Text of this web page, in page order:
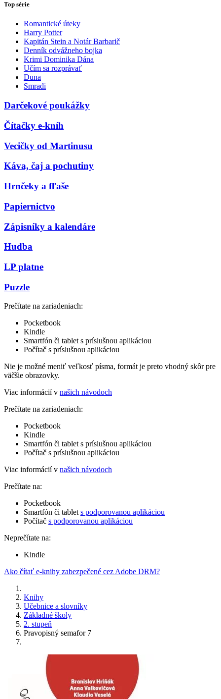
Top série
Romantické úteky
Harry Potter
Kapitán Stein a Notár Barbarič
Denník odvážneho bojka
Krimi Dominika Dána
Učím sa rozprávať
Duna
Smradi
Darčekové poukážky
Čítačky e-kníh
Vecičky od Martinusu
Káva, čaj a pochutiny
Hrnčeky a fľaše
Papiernictvo
Zápisníky a kalendáre
Hudba
LP platne
Puzzle
Prečítate na zariadeniach:
Pocketbook
Kindle
Smartfón či tablet s príslušnou aplikáciou
Počítač s príslušnou aplikáciou
Nie je možné meniť veľkosť písma, formát je preto vhodný skôr pre
väčšie obrazovky.
Viac informácií v našich návodoch
Prečítate na zariadeniach:
Pocketbook
Kindle
Smartfón či tablet s príslušnou aplikáciou
Počítač s príslušnou aplikáciou
Viac informácií v našich návodoch
Prečítate na:
Pocketbook
Smartfón či tablet s podporovanou aplikáciou
Počítač s podporovanou aplikáciou
Neprečítate na:
Kindle
Ako čítať e-knihy zabezpečené cez Adobe DRM?
Knihy
Učebnice a slovníky
Základné školy
2. stupeň
Pravopisný semafor 7